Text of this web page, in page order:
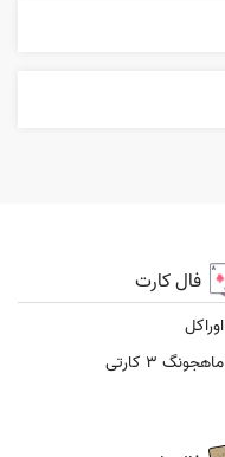
فال کارت
اوراکل
ماهجونگ 3 کارتی